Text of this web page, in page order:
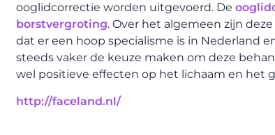
ooglidcorrectie worden uitgevoerd. De
borstvergroting. Over het algemeen zijn
dat er een hoop specialisme is in Nederland
steeds vaker de keuze maken om deze
wel positieve effecten op het lichaam en het
http://faceland.nl/